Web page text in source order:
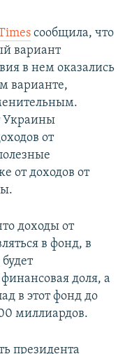
сообщила, что
вариант
в нем оказались
варианте,
Украины
от
от доходов от
доходы от
в фонд, в
доля, а
в этот фонд до
миллиардов.
президента